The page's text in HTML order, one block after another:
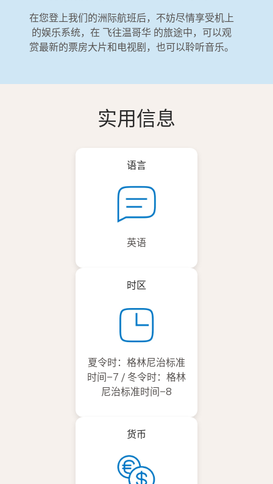
在您登上我们的洲际航班后，不妨尽情享受机上
的娱乐系统，在 飞往温哥华 的旅途中，可以观
赏最新的票房大片和电视剧，也可以聆听音乐。
实用信息
语言
英语
时区
夏令时：格林尼治标准
时间−7 / 冬令时：格林
尼治标准时间−8
货币